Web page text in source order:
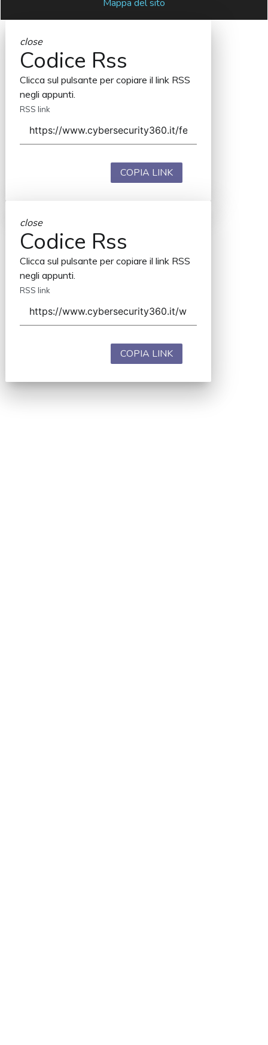
Mappa del sito
close
Codice Rss
Clicca sul pulsante per copiare il link RSS
negli appunti.
RSS link
COPIA LINK
close
Codice Rss
Clicca sul pulsante per copiare il link RSS
negli appunti.
RSS link
COPIA LINK